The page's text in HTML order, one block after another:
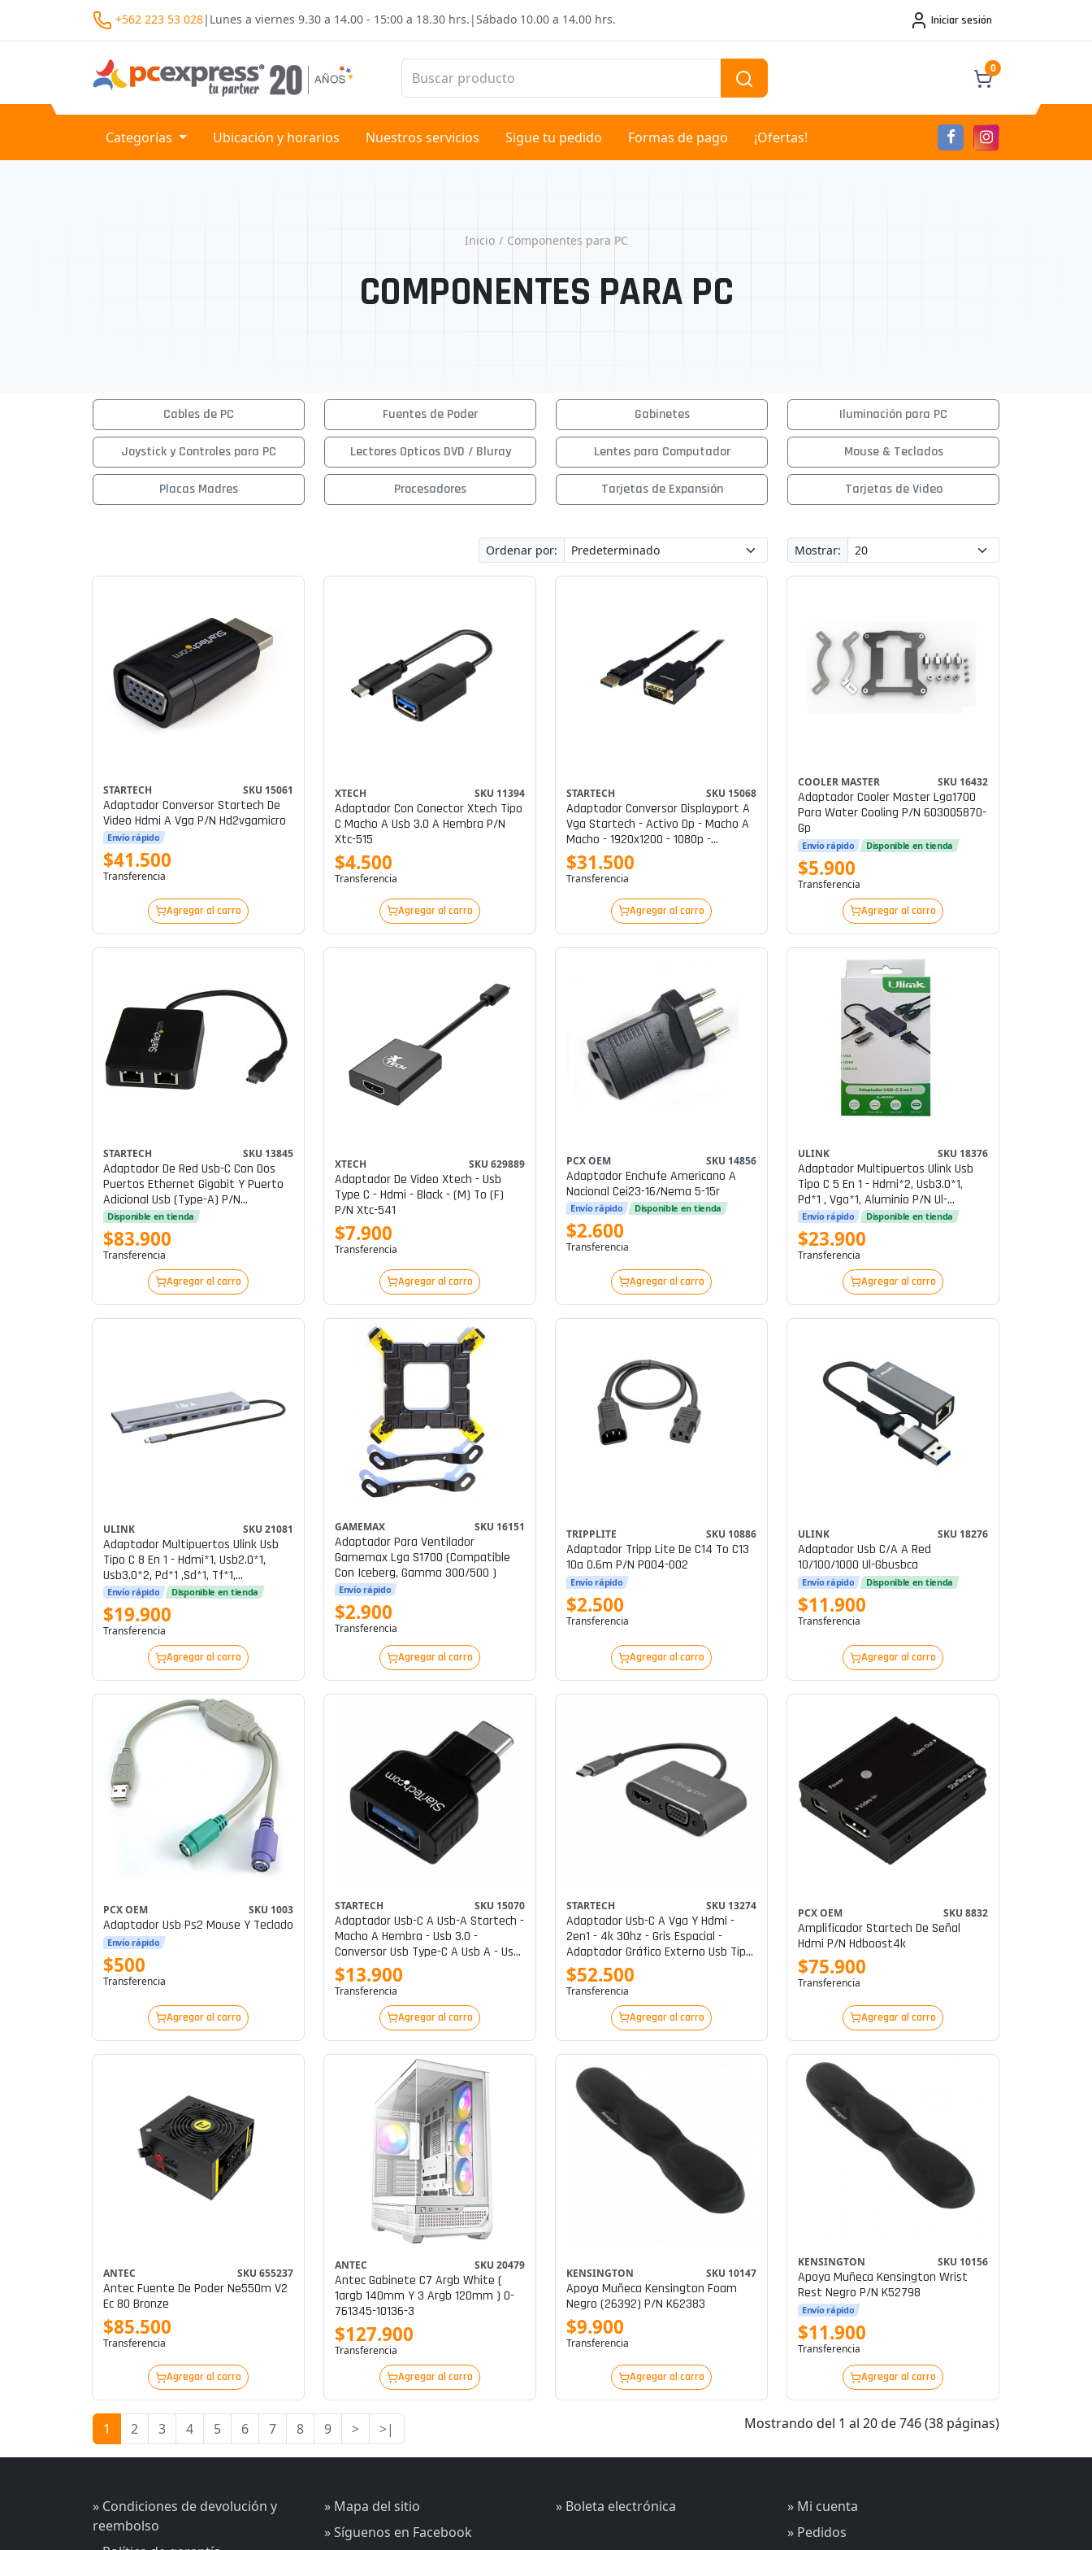
+562 223 53 028| Lunes a viernes 9.30 a 14.00 - 15:00 a 18.30 hrs. |Sábado 10.00 a 14.00 hrs. Iniciar sesión
0
Categorías Ubicación y horarios Nuestros servicios Sigue tu pedido Formas de pago ¡Ofertas!
Inicio Componentes para PC
COMPONENTES PARA PC
Cables de PC Fuentes de Poder Gabinetes Iluminación para PC
Joystick y Controles para PC Lectores Opticos DVD / Bluray Lentes para Computador Mouse & Teclados
Placas Madres Procesadores Tarjetas de Expansión Tarjetas de Video
Ordenar por: Mostrar:
STARTECH SKU 15061
Adaptador Conversor Startech De
Video Hdmi A Vga P/n Hd2vgamicro
Envío rápido
$41.500
Transferencia
Agregar al carro
XTECH SKU 11394
Adaptador Con Conector Xtech Tipo
C Macho A Usb 3.0 A Hembra P/n
Xtc-515
$4.500
Transferencia
Agregar al carro
STARTECH SKU 15068
Adaptador Conversor Displayport A
Vga Startech - Activo Dp - Macho A
Macho - 1920x1200 - 1080p -
Displayport (m) A Hd-15 (vga) (m) -
1.83 M P/n Dp2vgamm6b
$31.500
Transferencia
Agregar al carro
COOLER MASTER SKU 16432
Adaptador Cooler Master Lga1700
Para Water Cooling P/n 603005870-
Gp
Envío rápido Disponible en tienda
$5.900
Transferencia
Agregar al carro
STARTECH SKU 13845
Adaptador De Red Usb-C Con Dos
Puertos Ethernet Gigabit Y Puerto
Adicional Usb (type-A) P/n
Us1gc301au2r
Disponible en tienda
$83.900
Transferencia
Agregar al carro
XTECH SKU 629889
Adaptador De Video Xtech - Usb
Type C - Hdmi - Black - (m) To (f)
P/n Xtc-541
$7.900
Transferencia
Agregar al carro
PCX OEM SKU 14856
Adaptador Enchufe Americano A
Nacional Cei23-16/nema 5-15r
Envío rápido Disponible en tienda
$2.600
Transferencia
Agregar al carro
ULINK SKU 18376
Adaptador Multipuertos Ulink Usb
Tipo C 5 En 1 - Hdmi*2, Usb3.0*1,
Pd*1 , Vga*1, Aluminio P/n Ul-
Adc501v
Envío rápido Disponible en tienda
$23.900
Transferencia
Agregar al carro
ULINK SKU 21081
Adaptador Multipuertos Ulink Usb
Tipo C 8 En 1 - Hdmi*1, Usb2.0*1,
Usb3.0*2, Pd*1 ,sd*1, Tf*1,
Lan10/100*1, Aluminio P/n Ul-Adc804
Envío rápido Disponible en tienda
$19.900
Transferencia
Agregar al carro
GAMEMAX SKU 16151
Adaptador Para Ventilador
Gamemax Lga S1700 (compatible
Con Iceberg, Gamma 300/500 )
Envío rápido
$2.900
Transferencia
Agregar al carro
TRIPPLITE SKU 10886
Adaptador Tripp Lite De C14 To C13
10a 0.6m P/n P004-002
Envío rápido
$2.500
Transferencia
Agregar al carro
ULINK SKU 18276
Adaptador Usb C/a A Red
10/100/1000 Ul-Gbusbca
Envío rápido Disponible en tienda
$11.900
Transferencia
Agregar al carro
PCX OEM SKU 1003
Adaptador Usb Ps2 Mouse Y Teclado
Envío rápido
$500
Transferencia
Agregar al carro
STARTECH SKU 15070
Adaptador Usb-C A Usb-A Startech -
Macho A Hembra - Usb 3.0 -
Conversor Usb Type-C A Usb A - Usb-
C (m) A Usb Tipo A (h) - Usb 3.1 P/n
Usb31caadg
$13.900
Transferencia
Agregar al carro
STARTECH SKU 13274
Adaptador Usb-C A Vga Y Hdmi -
2en1 - 4k 30hz - Gris Espacial -
Adaptador Gráfico Externo Usb Tipo
C - Adaptador De Vídeo Externo -
It6222 - Usb-C - Hdmi, Vga - Gris
Espacio
$52.500
Transferencia
Agregar al carro
PCX OEM SKU 8832
Amplificador Startech De Señal
Hdmi P/n Hdboost4k
$75.900
Transferencia
Agregar al carro
ANTEC SKU 655237
Antec Fuente De Poder Ne550m V2
Ec 80 Bronze
$85.500
Transferencia
Agregar al carro
ANTEC SKU 20479
Antec Gabinete C7 Argb White (
1argb 140mm Y 3 Argb 120mm ) 0-
761345-10136-3
$127.900
Transferencia
Agregar al carro
KENSINGTON SKU 10147
Apoya Muñeca Kensington Foam
Negro (26392) P/n K62383
$9.900
Transferencia
Agregar al carro
KENSINGTON SKU 10156
Apoya Muñeca Kensington Wrist
Rest Negro P/n K52798
Envío rápido
$11.900
Transferencia
Agregar al carro
1 2 3 4 5 6 7 8 9 > >| Mostrando del 1 al 20 de 746 (38 páginas)
» Condiciones de devolución y
reembolso
» Mapa del sitio
» Síguenos en Facebook
» Boleta electrónica
» Mi cuenta
» Pedidos